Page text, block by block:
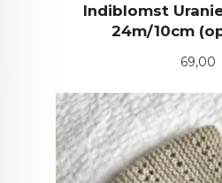
Indiblomst
24m/10cm
Pris
69,00